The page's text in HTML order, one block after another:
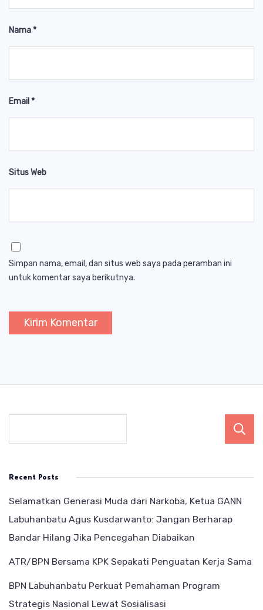
Nama*
Email *
Situs Web
Simpan nama, email, dan situs web saya pada peramban ini
untuk komentar saya berikutnya.
Recent Posts
Selamatkan Generasi Muda dari Narkoba, Ketua GANN
Labuhanbatu Agus Kusdarwanto: Jangan Berharap
Bandar Hilang Jika Pencegahan Diabaikan
ATR/BPN Bersama KPK Sepakati Penguatan Kerja Sama
BPN Labuhanbatu Perkuat Pemahaman Program
Strategis Nasional Lewat Sosialisasi